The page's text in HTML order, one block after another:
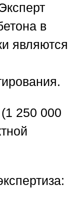
в
являются
250 000